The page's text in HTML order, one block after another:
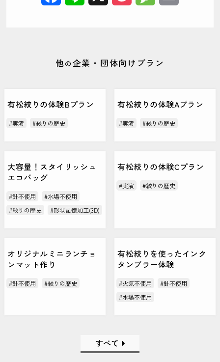
他の 企業・団体向けプラン
有松絞りの体験Bプラン
#実演 #絞りの歴史
有松絞りの体験Aプラン
#実演 #絞りの歴史
大容量！スタイリッシュ
エコバッグ
#針不使用
#水場不使用
#絞りの歴史
#形状記憶加工(3D)
有松絞りの体験Cプラン
#実演 #絞りの歴史
オリジナルミニランチョ
ンマット作り
#針不使用 #絞りの歴史
有松絞りを使ったインク
タンブラー体験
#火気不使用
#針不使用
#水場不使用
すべて